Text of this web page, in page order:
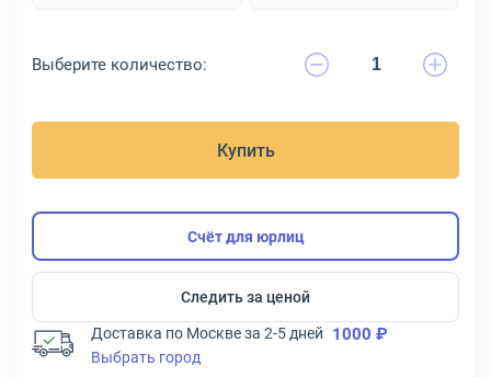
Выберите количество:
Купить
Счёт для юрлиц
Следить за ценой
Доставка по Москве за 2-5 дней 1000 ₽
Выбрать город